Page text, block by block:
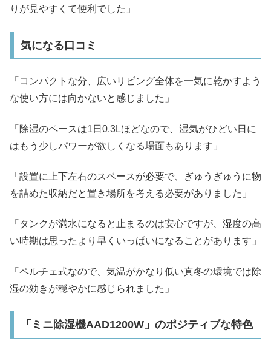
りが見やすくて便利でした」
気になる口コミ
「コンパクトな分、広いリビング全体を一気に乾かすよう
な使い方には向かないと感じました」
「除湿のペースは1日0.3Lほどなので、湿気がひどい日に
はもう少しパワーが欲しくなる場面もあります」
「設置に上下左右のスペースが必要で、ぎゅうぎゅうに物
を詰めた収納だと置き場所を考える必要がありました」
「タンクが満水になると止まるのは安心ですが、湿度の高
い時期は思ったより早くいっぱいになることがあります」
「ペルチェ式なので、気温がかなり低い真冬の環境では除
湿の効きが穏やかに感じられました」
「ミニ除湿機AAD1200W」のポジティブな特色